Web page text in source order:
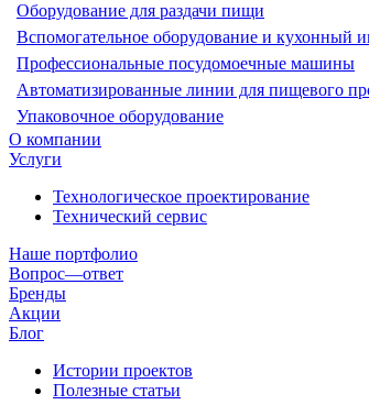
Оборудование для раздачи пищи
Вспомогательное оборудование и кухонный
Профессиональные посудомоечные машины
Автоматизированные линии для пищевого
Упаковочное оборудование
О компании
Услуги
Технологическое проектирование
Технический сервис
Наше портфолио
Вопрос—ответ
Бренды
Акции
Блог
Истории проектов
Полезные статьи